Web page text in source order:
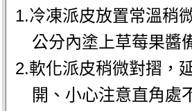
1.冷凍派皮放置常溫稍
公分內塗上草莓果醬
2.軟化派皮稍微對摺，
開、小心注意直角處